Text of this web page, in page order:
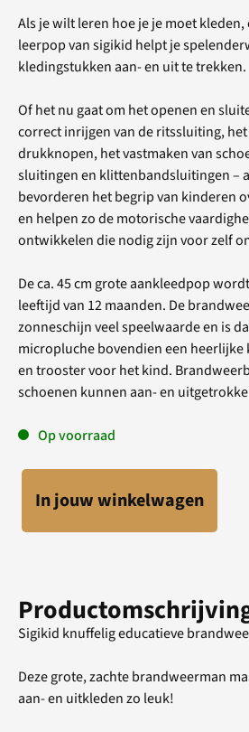
Als je wilt leren hoe je je moet
leerpop van sigikid helpt je
kledingstukken aan- en uit te trekken.
Of het nu gaat om het openen en
correct inrijgen van de ritssluiting,
drukknopen, het vastmaken van
sluitingen en klittenbandsluitingen –
bevorderen het begrip van kinderen
en helpen zo de motorische
ontwikkelen die nodig zijn voor zelf
De ca. 45 cm grote aankleedpop
leeftijd van 12 maanden. De
zonneschijn veel speelwaarde en is
micropluche bovendien een
en trooster voor het kind.
schoenen kunnen aan- en
Op voorraad
In jouw winkelwagen
Sigikid knuffelig educatieve
Deze grote, zachte brandweerman
aan- en uitkleden zo leuk!